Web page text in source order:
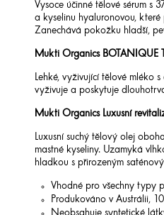
Vysoce účinné tělové sérum s
a kyselinu hyaluronovou,
Zanechává pokožku hladší,
Mukti Organics BOTANIQUE
Lehké, vyživující tělové mléko
vyživuje a poskytuje
Mukti Organics Luxusní
Luxusní suchý tělový olej
mastné kyseliny. Uzamyká
hladkou s přirozeným
Vhodné pro všechny typy
Produkováno v Austrálii,